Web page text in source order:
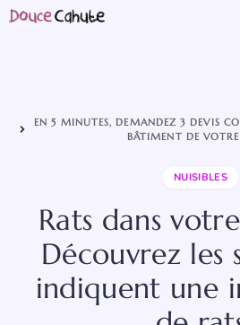
Aller
EN 5 MINUTES, DEMANDEZ 3 DEVIS
BÂTIMENT DE
NUISIBLES
Rats dans
Découvrez les
indiquent une